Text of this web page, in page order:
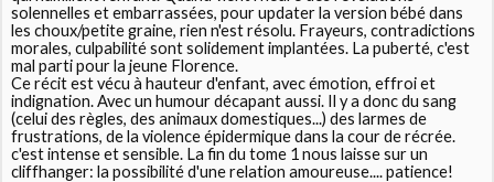
solennelles et embarrassées, pour updater la version bébé dans
les choux/petite graine, rien n'est résolu. Frayeurs, contradictions
morales, culpabilité sont solidement implantées. La puberté, c'est
mal parti pour la jeune Florence.
Ce récit est vécu à hauteur d'enfant, avec émotion, effroi et
indignation. Avec un humour décapant aussi. Il y a donc du sang
(celui des règles, des animaux domestiques...) des larmes de
frustrations, de la violence épidermique dans la cour de récrée.
c'est intense et sensible. La fin du tome 1 nous laisse sur un
cliffhanger: la possibilité d'une relation amoureuse.... patience!